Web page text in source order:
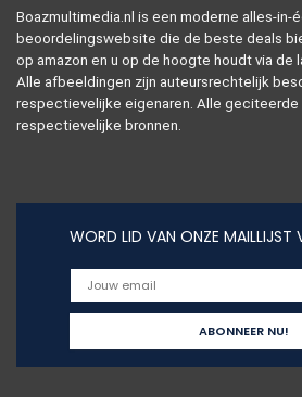
Boazmultimedia.nl is een moderne alles-in-
beoordelingswebsite die de beste deals
op amazon en u op de hoogte houdt via
Alle afbeeldingen zijn auteursrechtelijk
respectievelijke eigenaren. Alle geciteerde
respectievelijke bronnen.
WORD LID VAN ONZE MAILLIJST